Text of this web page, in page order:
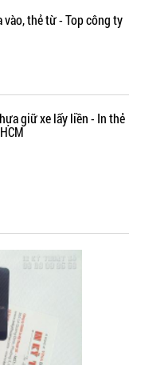
thẻ từ - Top công ty
giữ xe lấy liền - In thẻ